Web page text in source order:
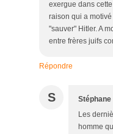
exergue dans
raison qui a
"sauver" Hitler. A
entre frères juifs
Répondre
S Stéphane
Les
homme